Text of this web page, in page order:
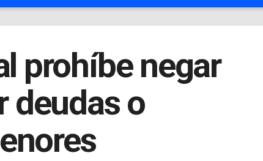
prohíbe negar
deudas o